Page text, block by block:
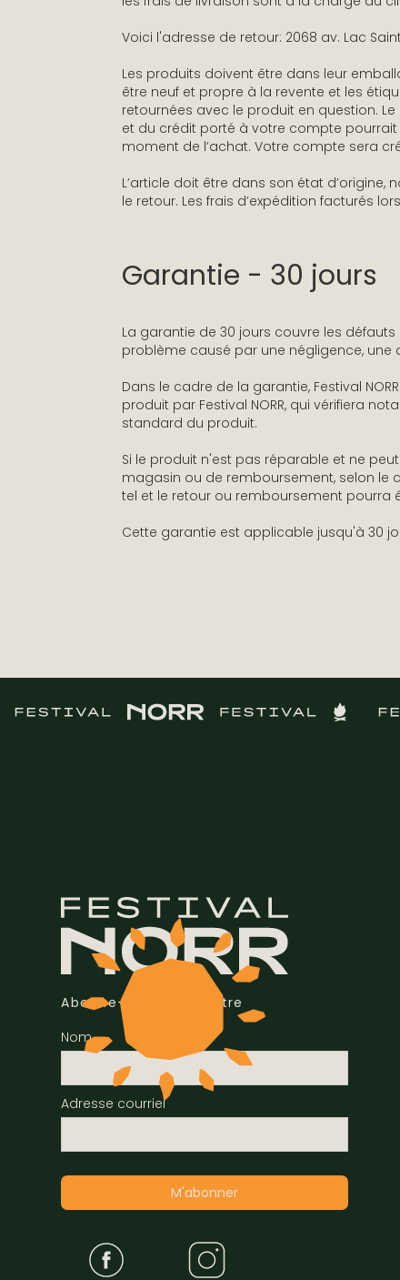
Voici l'adresse de retour: 2068 av. Lac
Les produits doivent être dans leur
être neuf et propre à la revente et les
retournées avec le produit en question.
et du crédit porté à votre compte pourrait
moment de l’achat. Votre compte sera
L’article doit être dans son état
le retour. Les frais d’expédition facturés
Garantie - 30 jours
La garantie de 30 jours couvre les
problème causé par une négligence,
Dans le cadre de la garantie, Festival
produit par Festival NORR, qui vérifiera
standard du produit.
Si le produit n'est pas réparable et ne
magasin ou de remboursement, selon le
tel et le retour ou remboursement pourra
Cette garantie est applicable jusqu'à 30
Abonne-toi à l'infolettre
Nom
Adresse courriel